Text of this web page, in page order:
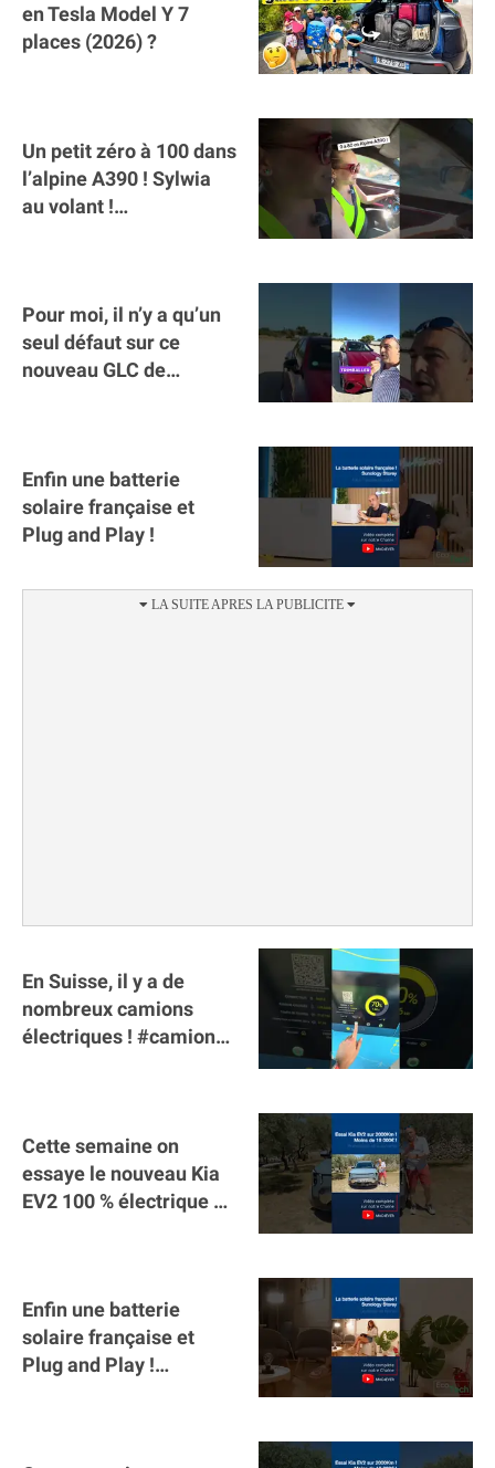
en Tesla Model Y 7
places (2026) ?
Un petit zéro à 100 dans
l’alpine A390 ￼! Sylwia
au volant !
Pour moi, il n’y a qu’un
seul défaut sur ce
nouveau GLC de
Enfin une batterie
solaire française et
Plug and Play !
En Suisse, il y a de
nombreux camions
électriques ! #camion
Cette semaine on
essaye le nouveau Kia
EV2 100 % électrique ⚡️!
Enfin une batterie
solaire française et
Plug and Play !